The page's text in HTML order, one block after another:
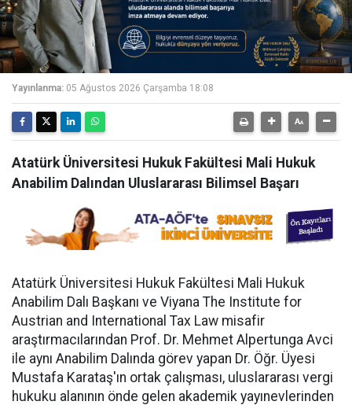
Yayınlanma: 05 Ağustos 2026 Çarşamba 18:08
Atatürk Üniversitesi Hukuk Fakültesi Mali Hukuk
Anabilim Dalından Uluslararası Bilimsel Başarı
Atatürk Üniversitesi Hukuk Fakültesi Mali Hukuk
Anabilim Dalı Başkanı ve Viyana The Institute for
Austrian and International Tax Law misafir
araştırmacılarından Prof. Dr. Mehmet Alpertunga Avci
ile aynı Anabilim Dalında görev yapan Dr. Öğr. Üyesi
Mustafa Karataş'ın ortak çalışması, uluslararası vergi
hukuku alanının önde gelen akademik yayınevlerinden